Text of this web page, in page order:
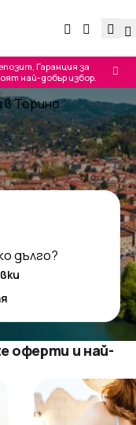
Гаранция за
най-добър избор.
в Торино
дълго?
оферти и най-